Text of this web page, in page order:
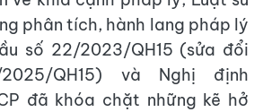
phân tích, hành lang pháp lý
số 22/2023/QH15 (sửa đổi
QH15) và Nghị định
đã khóa chặt những kẽ hở